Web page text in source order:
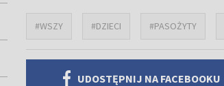
#WSZY #DZIECI #PASOŻYTY
UDOSTĘPNIJ NA FACEBOOKU